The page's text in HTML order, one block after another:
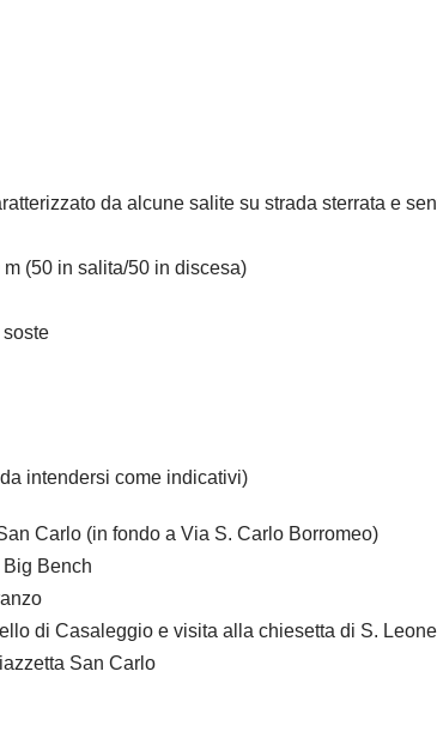
da alcune salite su strada sterrata e
(50 in salita/50 in discesa)
intendersi come indicativi)
Carlo (in fondo a Via S. Carlo Borromeo)
Big Bench
di Casaleggio e visita alla chiesetta di S. Leone
San Carlo